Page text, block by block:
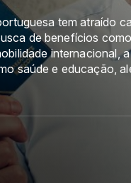
tem atraído
de benefícios
internacional,
saúde e educação,